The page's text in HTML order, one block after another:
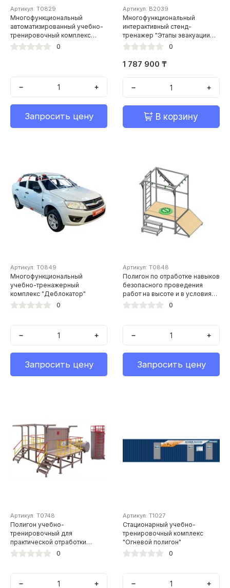
Артикул: Т0829
Многофункциональный
автоматизированный учебно-
тренировочный комплекс
противопожарной и
0
− +
Запросить цену
Артикул: В2039
Многофункциональный
интерактивный стенд-
тренажер "Этапы эвакуации
при природных катаклизмах и
техногенного характера"
0
1 787 900 ₸
− +
В корзину
Артикул: Т0849
Многофункциональный
учебно-тренажерный
комплекс "Деблокатор"
0
− +
Запросить цену
Артикул: Т0848
Полигон по отработке навыков
безопасного проведения
работ на высоте и в условиях
ограниченных и замкнутых
0
− +
Запросить цену
Артикул: Т0748
Полигон учебно-
тренировочный для
практической отработки
навыков безопасных методов
0
− +
Артикул: Т1027
Стационарный учебно-
тренировочный комплекс
"Огневой полигон"
0
− +